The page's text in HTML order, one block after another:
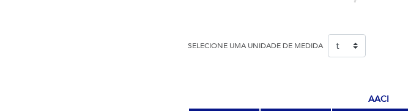
SELECIONE UMA UNIDADE DE MEDIDA
AACI